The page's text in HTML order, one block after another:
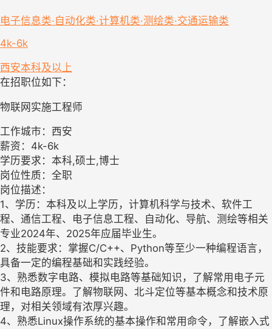
电子信息类·自动化类·计算机类·测绘类·交通运输类
4k-6k
西安本科及以上
在招职位如下：
物联网实施工程师
工作城市：西安
薪资：4k-6k
学历要求：本科,硕士,博士
岗位性质：全职
岗位描述：
1、学历：本科及以上学历，计算机科学与技术、软件工
程、通信工程、电子信息工程、自动化、导航、测绘等相关
专业2024年、2025年应届毕业生。
2、技能要求：掌握C/C++、Python等至少一种编程语言，
具备一定的编程基础和实践经验。
3、熟悉数字电路、模拟电路等基础知识，了解常用电子元
件和电路原理。了解物联网、北斗定位等基本概念和技术原
理，对相关领域有浓厚兴趣。
4、熟悉Linux操作系统的基本操作和常用命令，了解嵌入式